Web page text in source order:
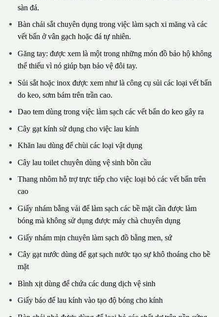
sàn đá.
Bàn chải sắt chuyên dụng trong việc làm sạch xi măng và các
vết bẩn ở vân gạch hoặc đá tự nhiên.
Găng tay: được xem là một trong những món đồ bảo hộ không
thể thiếu vì nó giúp bạn bảo vệ đôi tay.
Sủi sắt hoặc inox được xem như là công cụ sủi các loại vết bẩn
do keo, sơm bám trên trần cao.
Dao tem dùng trong việc làm sạch các vết bẩn do keo gây ra
Cây gạt kính sử dụng cho việc lau kính
Khăn lau dùng để chùi các loại vật dụng
Cây lau toilet chuyên dùng vệ sinh bồn cầu
Thang nhôm hỗ trợ trực tiếp cho việc loại bỏ các vết bẩn trên
cao
Giấy nhám bằng vải để làm sạch các bề mặt cần được làm
bóng mà không sử dụng được máy chà chuyên dụng
Giấy nhám mịn chuyên làm sạch đồ bằng men, sứ
Cây gạt nước dùng để gạt sạch nước tạo sự khô thoáng cho bề
mặt
Bình xịt dùng để chứa các dung dịch vệ sinh
Giấy báo để lau kính vào tạo độ bóng cho kính